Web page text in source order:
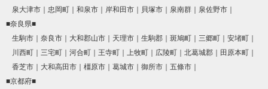
泉大津市
忠岡町 和泉市 岸和田市 貝塚市 泉南群
泉佐野市
■奈良県■
生駒市
奈良市 大和郡山市 天理市 生駒郡 斑鳩町 三郷町
安堵町
川西町
三宅町 河合町 王寺町 上牧町 広陵町 北葛城郡
田原本町
香芝市
大和高田市 橿原市 葛城市 御所市
五條市
■京都府■